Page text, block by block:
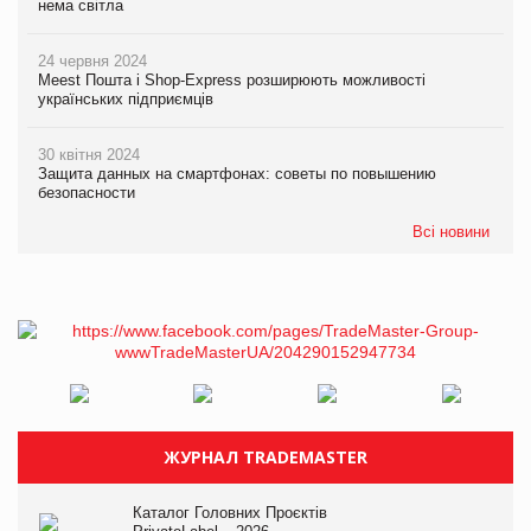
нема світла
24 червня 2024
Meest Пошта і Shop-Express розширюють можливості
українських підприємців
30 квітня 2024
Защита данных на смартфонах: советы по повышению
безопасности
Всі новини
ЖУРНАЛ TRADEMASTER
Каталог Головних Проєктів